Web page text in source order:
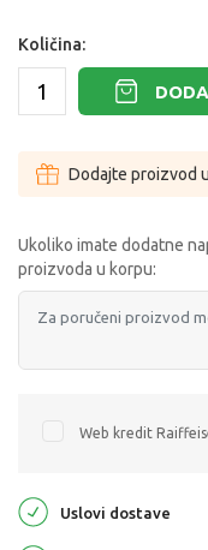
Količina:
Dodajte proizvod
Ukoliko imate dodatne
proizvoda u korpu:
Web kredit
Uslovi dostave